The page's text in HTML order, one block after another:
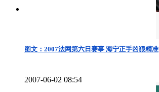
图文：2007法网第六日赛事 海宁正手凶狠精准
2007-06-02 08:54